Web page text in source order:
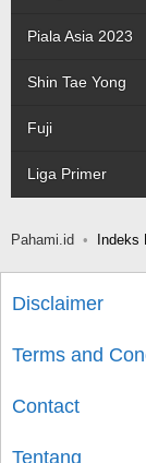
Piala Asia 2023
Shin Tae Yong
Fuji
Liga Primer
Pahami.id Indeks
Disclaimer
Terms and
Contact
Tentang